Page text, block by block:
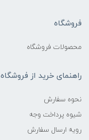
فروشگاه
محصولات فروشگاه
راهنمای خرید از فروشگاه
نحوه سفارش
شیوه پرداخت وجه
رویه ارسال سفارش